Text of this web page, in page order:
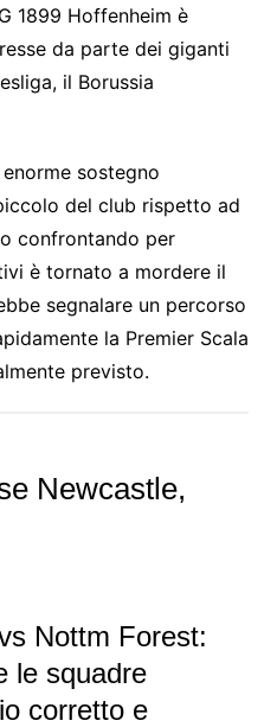
1899 Hoffenheim è
da parte dei giganti
il Borussia
sostegno
del club rispetto ad
confrontando per
è tornato a mordere il
segnalare un percorso
la Premier Scala
previsto.
Newcastle,
Nottm Forest:
le squadre
corretto e